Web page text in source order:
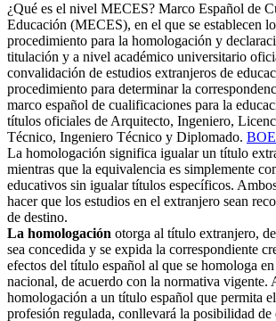
¿Qué es el nivel MECES? Marco Español de
Educación (MECES), en el que se establecen
procedimiento para la homologación y
titulación y a nivel académico universitario
convalidación de estudios extranjeros de
procedimiento para determinar la
marco español de cualificaciones para la
títulos oficiales de Arquitecto, Ingeniero,
Técnico, Ingeniero Técnico y Diplomado.
La homologación significa igualar un título
mientras que la equivalencia es simplemente
educativos sin igualar títulos específicos.
hacer que los estudios en el extranjero sean
de destino.
La homologación otorga al título extranjero,
sea concedida y se expida la correspondiente
efectos del título español al que se homologa
nacional, de acuerdo con la normativa vigente.
homologación a un título español que permita
profesión regulada, conllevará la posibilidad de